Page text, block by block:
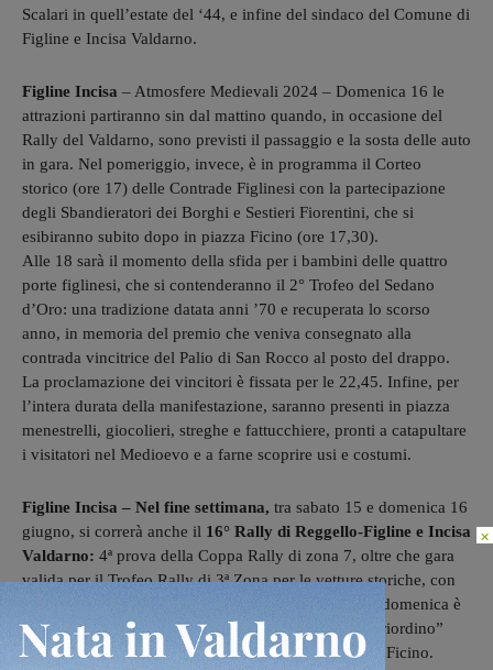
Scalari in quell’estate del ‘44, e infine del sindaco del Comune di
Figline e Incisa Valdarno.
Figline Incisa – Atmosfere Medievali 2024 – Domenica 16 le
attrazioni partiranno sin dal mattino quando, in occasione del
Rally del Valdarno, sono previsti il passaggio e la sosta delle auto
in gara. Nel pomeriggio, invece, è in programma il Corteo
storico (ore 17) delle Contrade Figlinesi con la partecipazione
degli Sbandieratori dei Borghi e Sestieri Fiorentini, che si
esibiranno subito dopo in piazza Ficino (ore 17,30).
Alle 18 sarà il momento della sfida per i bambini delle quattro
porte figlinesi, che si contenderanno il 2° Trofeo del Sedano
d’Oro: una tradizione datata anni ’70 e recuperata lo scorso
anno, in memoria del premio che veniva consegnato alla
contrada vincitrice del Palio di San Rocco al posto del drappo.
La proclamazione dei vincitori è fissata per le 22,45. Infine, per
l’intera durata della manifestazione, saranno presenti in piazza
menestrelli, giocolieri, streghe e fattucchiere, pronti a catapultare
i visitatori nel Medioevo e a farne scoprire usi e costumi.
Figline Incisa – Nel fine settimana, tra sabato 15 e domenica 16
giugno, si correrà anche il 16° Rally di Reggello-Figline e Incisa
Valdarno: 4ª prova della Coppa Rally di zona 7, oltre che gara
valida per il Trofeo Rally di 3ª Zona per le vetture storiche, con
la celebre “Coppa Città dell’Olio”. Nella giornata di domenica è
prevista la prova Ponte agli Stolli-Stecco, mentre il “riordino”
avverrà nella mattina di domenica in piazza Marsilio Ficino.
×